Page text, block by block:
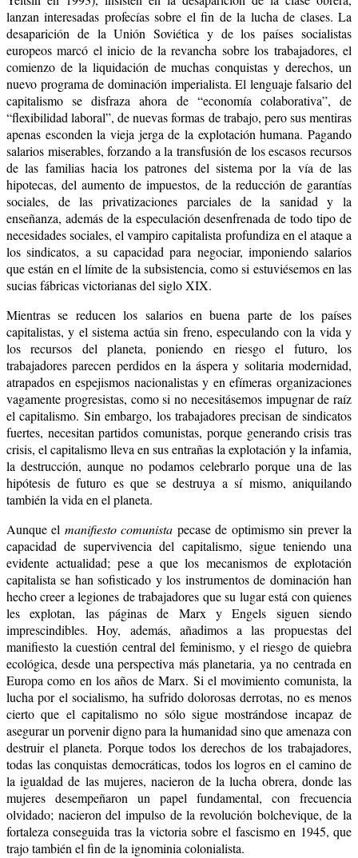
lanzan interesadas profecías sobre el fin de la lucha de clases. La
desaparición de la Unión Soviética y de los países socialistas
europeos marcó el inicio de la revancha sobre los trabajadores, el
comienzo de la liquidación de muchas conquistas y derechos, un
nuevo programa de dominación imperialista. El lenguaje falsario del
capitalismo se disfraza ahora de “economía colaborativa”, de
“flexibilidad laboral”, de nuevas formas de trabajo, pero sus mentiras
apenas esconden la vieja jerga de la explotación humana. Pagando
salarios miserables, forzando a la transfusión de los escasos recursos
de las familias hacia los patrones del sistema por la vía de las
hipotecas, del aumento de impuestos, de la reducción de garantías
sociales, de las privatizaciones parciales de la sanidad y la
enseñanza, además de la especulación desenfrenada de todo tipo de
necesidades sociales, el vampiro capitalista profundiza en el ataque a
los sindicatos, a su capacidad para negociar, imponiendo salarios
que están en el límite de la subsistencia, como si estuviésemos en las
sucias fábricas victorianas del siglo XIX.
Mientras se reducen los salarios en buena parte de los países
capitalistas, y el sistema actúa sin freno, especulando con la vida y
los recursos del planeta, poniendo en riesgo el futuro, los
trabajadores parecen perdidos en la áspera y solitaria modernidad,
atrapados en espejismos nacionalistas y en efímeras organizaciones
vagamente progresistas, como si no necesitásemos impugnar de raíz
el capitalismo. Sin embargo, los trabajadores precisan de sindicatos
fuertes, necesitan partidos comunistas, porque generando crisis tras
crisis, el capitalismo lleva en sus entrañas la explotación y la infamia,
la destrucción, aunque no podamos celebrarlo porque una de las
hipótesis de futuro es que se destruya a sí mismo, aniquilando
también la vida en el planeta.
Aunque el manifiesto comunista pecase de optimismo sin prever la
capacidad de supervivencia del capitalismo, sigue teniendo una
evidente actualidad; pese a que los mecanismos de explotación
capitalista se han sofisticado y los instrumentos de dominación han
hecho creer a legiones de trabajadores que su lugar está con quienes
les explotan, las páginas de Marx y Engels siguen siendo
imprescindibles. Hoy, además, añadimos a las propuestas del
manifiesto la cuestión central del feminismo, y el riesgo de quiebra
ecológica, desde una perspectiva más planetaria, ya no centrada en
Europa como en los años de Marx. Si el movimiento comunista, la
lucha por el socialismo, ha sufrido dolorosas derrotas, no es menos
cierto que el capitalismo no sólo sigue mostrándose incapaz de
asegurar un porvenir digno para la humanidad sino que amenaza con
destruir el planeta. Porque todos los derechos de los trabajadores,
todas las conquistas democráticas, todos los logros en el camino de
la igualdad de las mujeres, nacieron de la lucha obrera, donde las
mujeres desempeñaron un papel fundamental, con frecuencia
olvidado; nacieron del impulso de la revolución bolchevique, de la
fortaleza conseguida tras la victoria sobre el fascismo en 1945, que
trajo también el fin de la ignominia colonialista.